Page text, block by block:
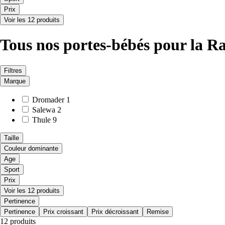
Prix
Voir les 12 produits
Tous nos portes-bébés pour la
Filtres
Marque
Dromader 1
Salewa 2
Thule 9
Taille
Couleur dominante
Age
Sport
Prix
Voir les 12 produits
Pertinence
Pertinence
Prix croissant Prix décroissant Remise
12 produits